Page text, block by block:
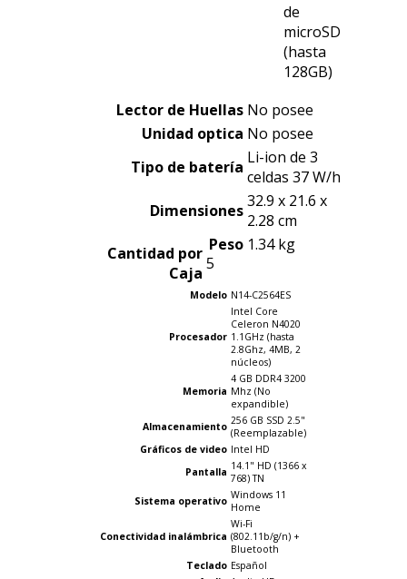
de
microSD
(hasta
128GB)
Lector de Huellas No posee
Unidad optica No posee
Tipo de batería Li-ion de 3
celdas 37 W/h
Dimensiones 32.9 x 21.6 x
2.28 cm
Peso 1.34 kg
Cantidad por
Caja 5
Modelo N14-C2564ES
Procesador
Intel Core
Celeron N4020
1.1GHz (hasta
2.8Ghz, 4MB, 2
núcleos)
Memoria
4 GB DDR4 3200
Mhz (No
expandible)
Almacenamiento 256 GB SSD 2.5"
(Reemplazable)
Gráficosde video Intel HD
Pantalla 14.1" HD (1366 x
768) TN
Sistema operativo Windows 11
Home
Conectividad inalámbrica
Wi-Fi
(802.11b/g/n) +
Bluetooth
Teclado Español